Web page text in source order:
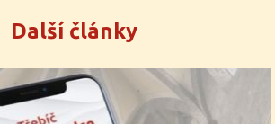
Další články